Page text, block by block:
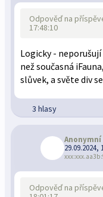
Odpověď na
17:48:10
Logicky -
než současná
slůvek, a světe div
3 hlasy
Anonymní
29.09.2024,
Odpověď na